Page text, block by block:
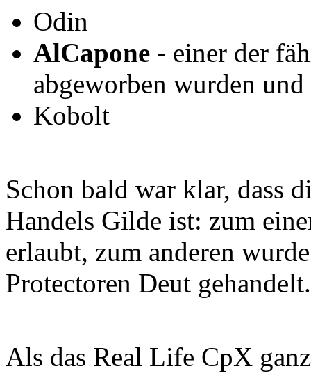
Odin
AlCapone - einer der
abgeworben wurden
Kobolt
Schon bald war klar, dass
Handels Gilde ist: zum
erlaubt, zum anderen
Protectoren Deut gehandelt.
Als das Real Life CpX